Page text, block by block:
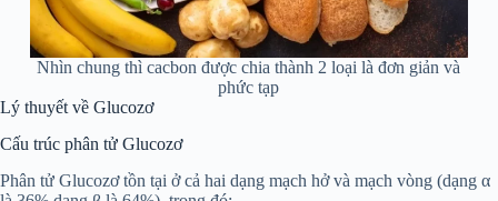
Nhìn chung thì cacbon được chia thành 2 loại là đơn giản và
phức tạp
Lý thuyết về Glucozơ
Cấu trúc phân tử Glucozơ
Phân tử Glucozơ tồn tại ở cả hai dạng mạch hở và mạch vòng (dạng α